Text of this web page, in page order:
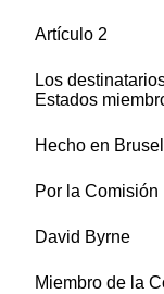
Artículo 2
Los
Estados
Hecho en
Por la Comisión
David Byrne
Miembro de la